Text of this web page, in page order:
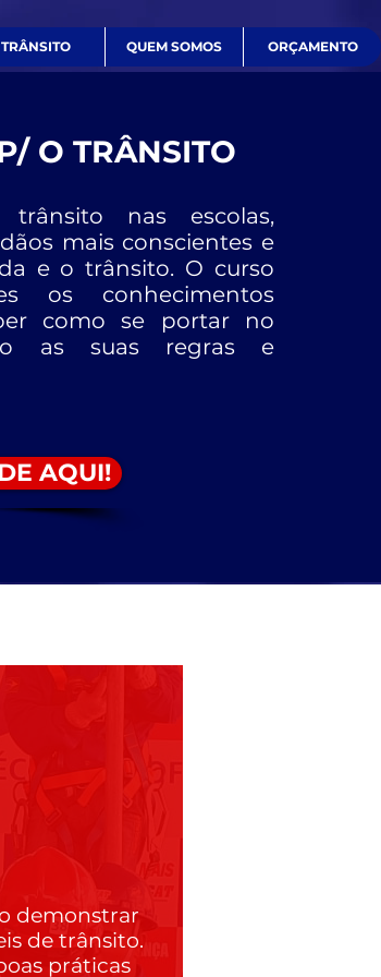
TRÂNSITO QUEM SOMOS ORÇAMENTO
O TRÂNSITO
nas escolas,
mais conscientes e
e o trânsito. O curso
os conhecimentos
como se portar no
as suas regras e
AQUI!
demonstrar
de trânsito.
práticas